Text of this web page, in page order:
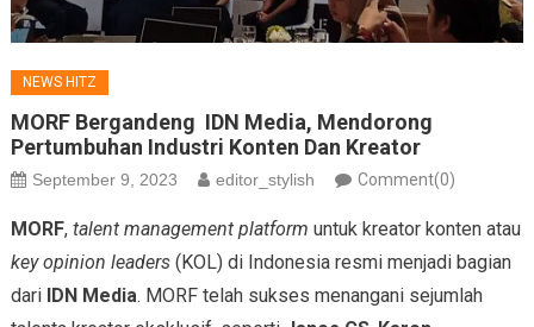
NEWS HITZ
MORF Bergandeng IDN Media, Mendorong
Pertumbuhan Industri Konten Dan Kreator
September 9, 2023 editor_stylish Comment(0)
MORF, talent management platform untuk kreator konten atau
key opinion leaders(KOL) di Indonesia resmi menjadi bagian
dari IDN Media. MORF telah sukses menangani sejumlah